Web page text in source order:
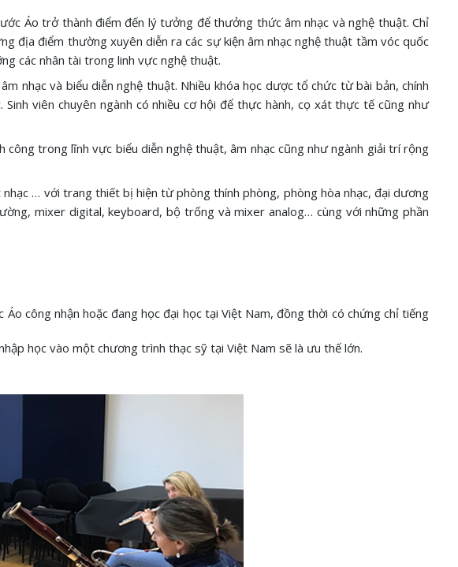
Áo trở thành điểm đến lý tưởng để thưởng thức âm nhạc và nghệ thuật. Chỉ
địa điểm thường xuyên diễn ra các sự kiện âm nhạc nghệ thuật tầm vóc quốc
các nhân tài trong linh vực nghệ thuật.
nhạc và biểu diễn nghệ thuật. Nhiều khóa học dược tổ chức từ bài bản, chính
viên chuyên ngành có nhiều cơ hội để thực hành, cọ xát thực tế cũng như
trong lĩnh vực biểu diễn nghệ thuật, âm nhạc cũng như ngành giải trí rộng
… với trang thiết bị hiện từ phòng thính phòng, phòng hòa nhạc, đại dương
mixer digital, keyboard, bộ trống và mixer analog… cùng với những phần
công nhận hoặc đang học đại học tại Việt Nam, đồng thời có chứng chỉ tiếng
học vào một chương trình thạc sỹ tại Việt Nam sẽ là ưu thế lớn.